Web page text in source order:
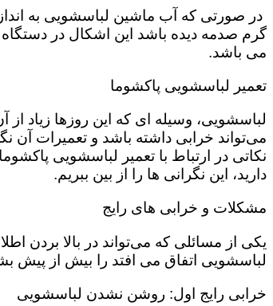
در صورتی که آب ماشین لباسشویی به
گرم صدمه دیده باشد این اشکال در دستگاه
می باشد.
تعمیر لباسشویی پاکشوما
لباسشویی، وسیله ای که این روزها زیاد
می‌تواند خرابی داشته باشد و تعمیرات آن
نکاتی در ارتباط با تعمیر لباسشویی
دارید، این نگرانی ها را از بین ببریم.
مشکلات و خرابی های رایج
یکی از مسائلی که می‌تواند در بالا بردن
لباسشویی اتفاق می افتد را بیش از پیش
خرابی رایج اول: روشن نشدن لباسشویی